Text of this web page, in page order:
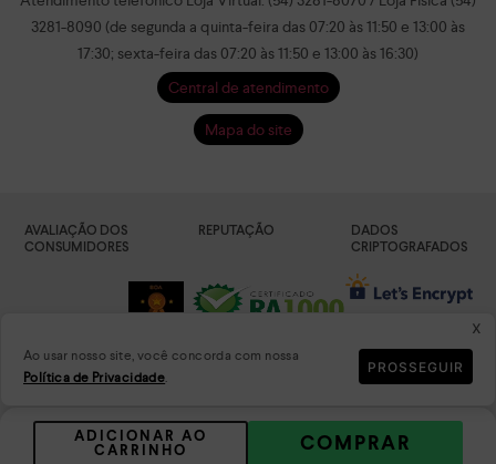
x
Ao usar nosso site, você concorda com nossa
Política de Privacidade.
PROSSEGUIR
ADICIONAR AO
CARRINHO
COMPRAR
3281-8090 (de segunda a quinta-feira das 07:20 às 11:50 e 13:00 às
17:30; sexta-feira das 07:20 às 11:50 e 13:00 às 16:30)
Central de atendimento
Mapa do site
AVALIAÇÃO DOS
CONSUMIDORES
REPUTAÇÃO
DADOS
CRIPTOGRAFADOS